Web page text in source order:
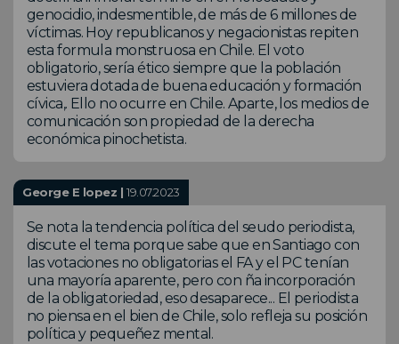
genocidio, indesmentible, de más de 6 millones de
víctimas. Hoy republicanos y negacionistas repiten
esta formula monstruosa en Chile. El voto
obligatorio, sería ético siempre que la población
estuviera dotada de buena educación y formación
cívica,. Ello no ocurre en Chile. Aparte, los medios de
comunicación son propiedad de la derecha
económica pinochetista.
George E lopez |19.07.2023
Se nota la tendencia política del seudo periodista,
discute el tema porque sabe que en Santiago con
las votaciones no obligatorias el FA y el PC tenían
una mayoría aparente, pero con ña incorporación
de la obligatoriedad, eso desaparece... El periodista
no piensa en el bien de Chile, solo refleja su posición
política y pequeñez mental.